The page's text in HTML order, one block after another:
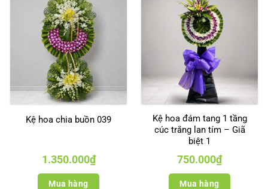
Kệ hoa chia buồn 039
1.350.000₫
Mua hàng
Kệ hoa đám tang 1 tầng
cúc trắng lan tím – Giã
biệt 1
750.000₫
Mua hàng